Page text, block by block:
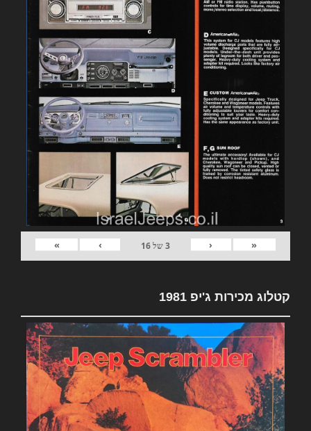
«
‹
3של16
›
»
קטלוג מכירות ג'יפ 1981